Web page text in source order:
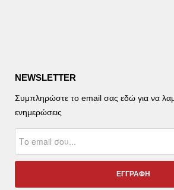
NEWSLETTER
Συμπληρώστε το email σας εδώ για να
ενημερώσεις